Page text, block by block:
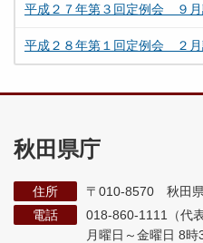
平成２７年第３回定例会 ９
平成２８年第１回定例会 ２月
秋田県庁
住所
〒010-8570 秋田
電話
018-860-1111（代表
月曜日～金曜日 8